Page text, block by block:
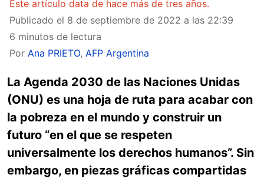
Este artículo data de hace más de tres años.
Publicado el 8 de septiembre de 2022 a las 22:39
6 minutos de lectura
Por Ana PRIETO, AFP Argentina
La Agenda 2030 de las Naciones Unidas
(ONU) es una hoja de ruta para acabar con
la pobreza en el mundo y construir un
futuro “en el que se respeten
universalmente los derechos humanos”. Sin
embargo, en piezas gráficas compartidas